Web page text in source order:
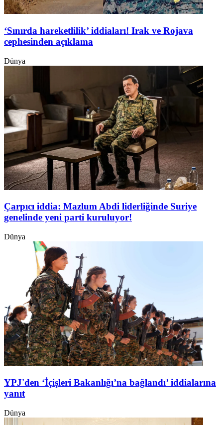
‘Sınırda hareketlilik’ iddiaları! Irak ve Rojava
cephesinden açıklama
Dünya
Çarpıcı iddia: Mazlum Abdi liderliğinde Suriye
genelinde yeni parti kuruluyor!
Dünya
YPJ'den ‘İçişleri Bakanlığı’na bağlandı’ iddialarına
yanıt
Dünya